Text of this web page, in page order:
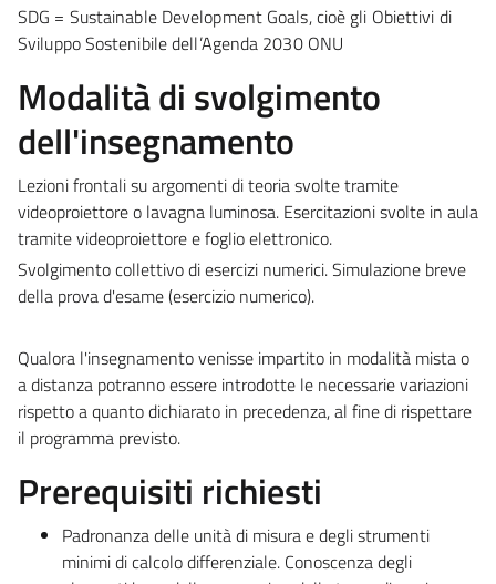
SDG = Sustainable Development Goals, cioè gli Obiettivi di
Sviluppo Sostenibiledell’Agenda 2030 ONU
Modalità di svolgimento
dell'insegnamento
Lezionifrontalisuargomentiditeoriasvoltetramite
videoproiettoreo lavagna luminosa. Esercitazioni svolte in aula
tramite videoproiettore e foglio elettronico.
Svolgimento collettivo di esercizi numerici. Simulazione breve
della provad'esame(esercizio numerico).
Qualora l'insegnamentovenisse impartito in modalità mistao
adistanza potrannoessere introdotte le necessarie variazioni
rispetto a quanto dichiarato in precedenza, al fine di rispettare
il programma previsto.
Prerequisiti richiesti
Padronanza delle unità di misura e degli strumenti
minimi di calcolo differenziale. Conoscenza degli